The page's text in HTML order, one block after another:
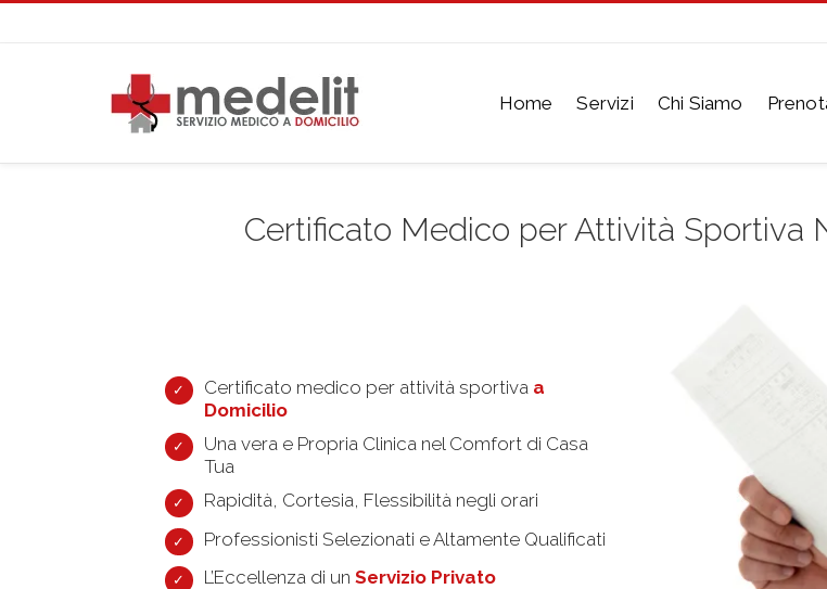
Home Servizi Chi Siamo
Certificato Medico per Attività Sportiva
Certificato medico per attività sportiva a
Domicilio
Una vera e Propria Clinica nel Comfort di Casa
Tua
Rapidità, Cortesia, Flessibilità negli orari
Professionisti Selezionati e Altamente Qualificati
L’Eccellenza di un Servizio Privato